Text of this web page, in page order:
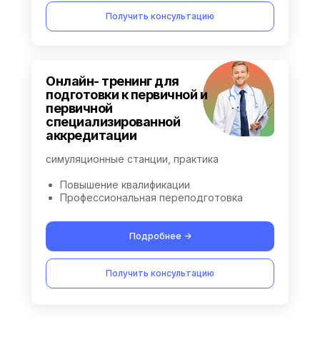
Подробнее ->
Онлайн- тренинг для
подготовки к первичной и
первичной
специализированной
аккредитации
Получить консультацию
симуляционные станции, практика
Повышение квалификации
Профессиональная переподготовка
Получить консультацию